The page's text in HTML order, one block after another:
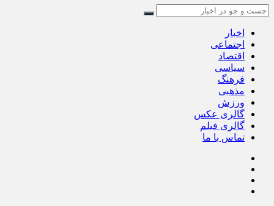
اخبار
اجتماعی
اقتصاد
سیاسی
فرهنگ
مذهبی
ورزش
گالری عکس
گالری فیلم
تماس با ما